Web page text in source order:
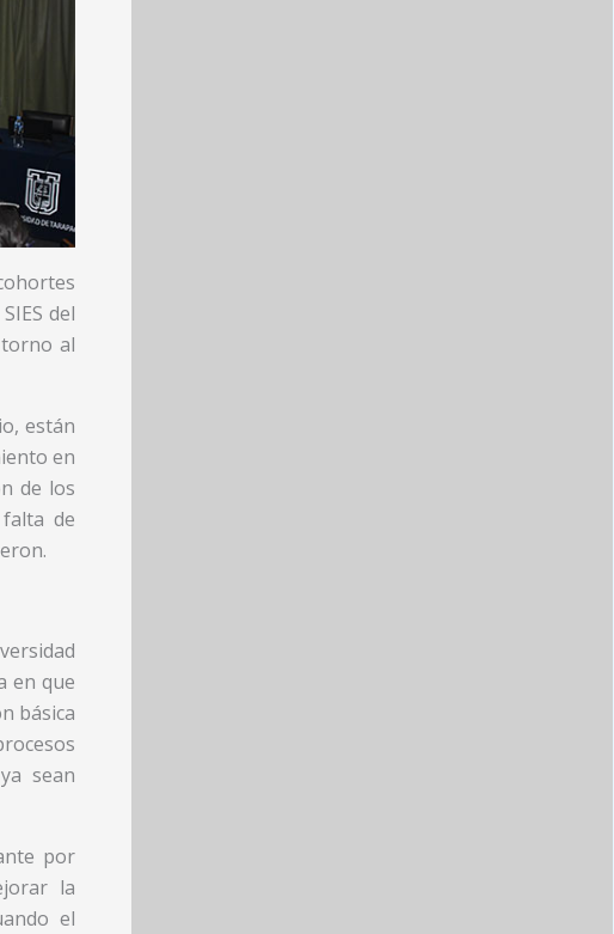
del
al
están
en
de los
de
en que
básica
sean
por
la
el